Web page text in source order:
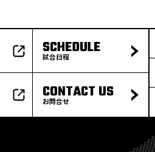
SCHEDULE
試合日程
CONTACT US
お問合せ